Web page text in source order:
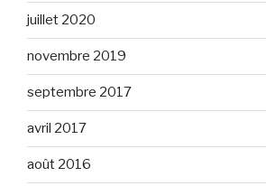
juillet 2020
novembre 2019
septembre 2017
avril 2017
août 2016